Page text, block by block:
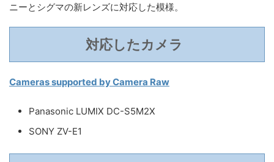
ニーとシグマの新レンズに対応した模様。
対応したカメラ
Cameras supported by Camera Raw
Panasonic LUMIX DC-S5M2X
SONY ZV-E1